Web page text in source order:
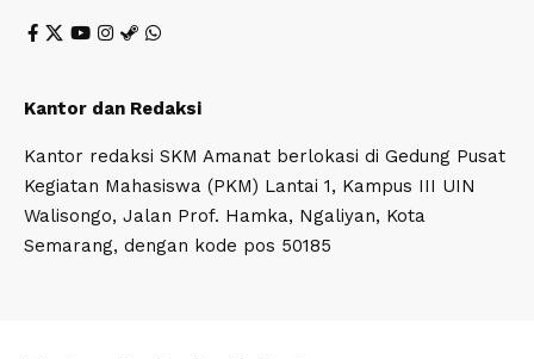
Kantor dan Redaksi
Kantor redaksi SKM Amanat berlokasi di Gedung Pusat
Kegiatan Mahasiswa (PKM) Lantai 1, Kampus III UIN
Walisongo, Jalan Prof. Hamka, Ngaliyan, Kota
Semarang, dengan kode pos 50185